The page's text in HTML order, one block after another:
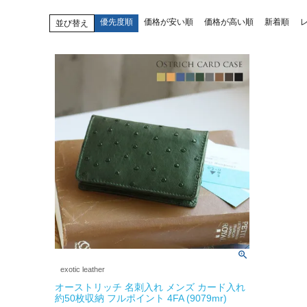
並び替え 優先度順 価格が安い順 価格が高い順 新着順
exotic leather
オーストリッチ 名刺入れ メンズ カード入れ
約50枚収納 フルポイント 4FA (9079mr)